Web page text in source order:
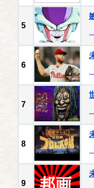
5
6
7
8
9